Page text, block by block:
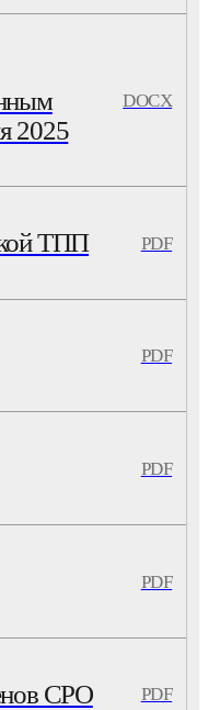
2025
DOCX
ТПП PDF
PDF
PDF
PDF
СРО PDF